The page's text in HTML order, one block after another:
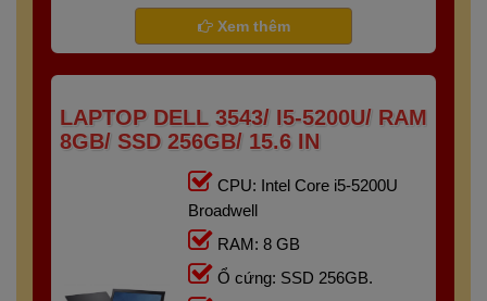
Bảo hành 6 tháng
Xem thêm
LAPTOP DELL 3543/ I5-5200U/ RAM
8GB/ SSD 256GB/ 15.6 IN
CPU: Intel Core i5-5200U
Broadwell
RAM: 8 GB
Ổ cứng: SSD 256GB.